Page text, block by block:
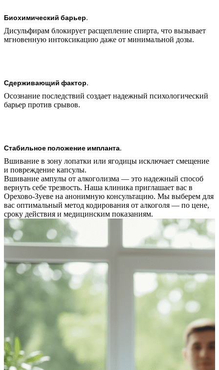
Биохимический барьер.
Дисульфирам блокирует расщепление спирта, что вызывает
мгновенную интоксикацию даже от минимальной дозы.
Сдерживающий фактор.
Осознание последствий создает надежный психологический
барьер против срывов.
Стабильное положение импланта.
Вшивание в зону лопатки или ягодицы исключает смещение
и повреждение капсулы.
Вшивание ампулы от алкоголизма — это надежный способ
вернуть себе трезвость. Наша клиника приглашает вас в
Орехово-Зуеве на анонимную консультацию. Мы выберем для
вас оптимальный метод кодирования от алкоголя — по цене,
сроку действия и медицинским показаниям.